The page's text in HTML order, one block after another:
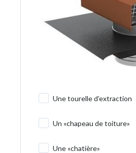
Une tourelle d’extraction
Un «chapeau de toiture»
Une «chatière»